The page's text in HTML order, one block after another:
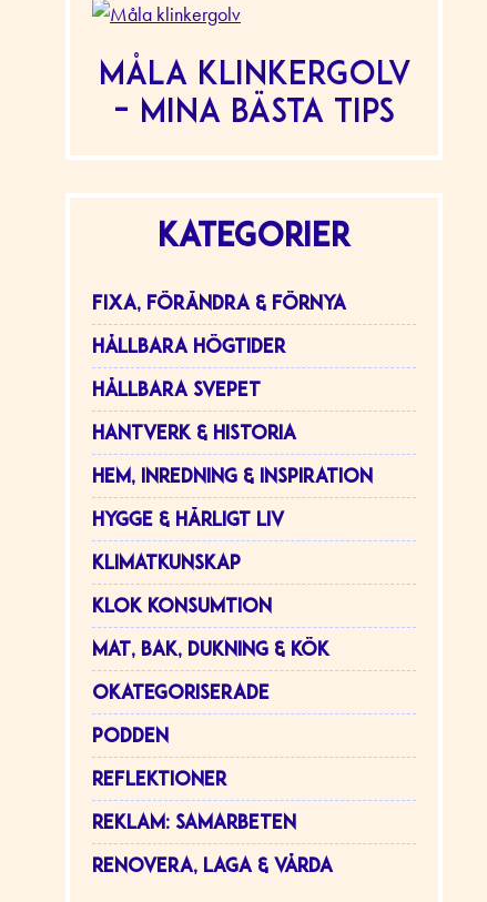
Måla klinkergolv
– mina bästa tips
KATEGORIER
FIXA, FÖRÄNDRA & FÖRNYA
HÅLLBARA HÖGTIDER
HÅLLBARA SVEPET
HANTVERK & HISTORIA
HEM, INREDNING & INSPIRATION
HYGGE & HÄRLIGT LIV
KLIMATKUNSKAP
KLOK KONSUMTION
MAT, BAK, DUKNING & KÖK
OKATEGORISERADE
PODDEN
REFLEKTIONER
REKLAM: SAMARBETEN
RENOVERA, LAGA & VÅRDA